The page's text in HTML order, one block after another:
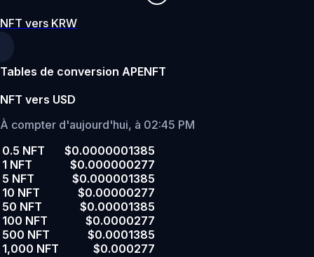
NFT vers KRW
Tables de conversion APENFT
NFT vers USD
À compter d'aujourd'hui, à 02:45 PM
0.5 NFT
$0.0000001385
1 NFT
$0.000000277
5 NFT
$0.000001385
10 NFT
$0.00000277
50 NFT
$0.00001385
100 NFT
$0.0000277
500 NFT
$0.0001385
1,000 NFT
$0.000277